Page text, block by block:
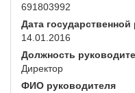
691803992
Дата государственной
14.01.2016
Должность
Директор
ФИО руководителя